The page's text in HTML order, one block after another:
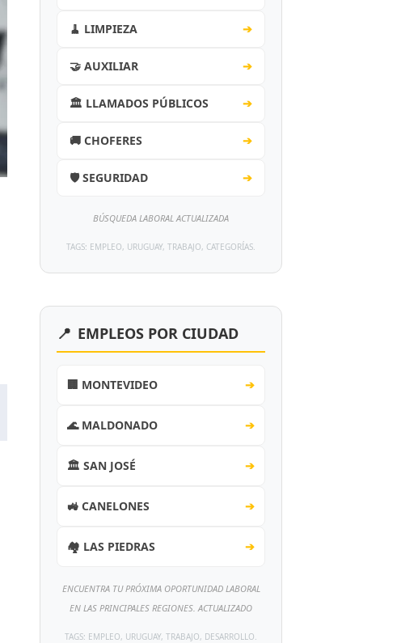
🧹 LIMPIEZA ➔
🤝 AUXILIAR ➔
🏛️ LLAMADOS PÚBLICOS ➔
🚚 CHOFERES ➔
🛡️ SEGURIDAD ➔
BÚSQUEDA LABORAL ACTUALIZADA
TAGS: EMPLEO, URUGUAY, TRABAJO, CATEGORÍAS.
📍 EMPLEOS POR CIUDAD
🏢 MONTEVIDEO ➔
🌊 MALDONADO ➔
🏛️ SAN JOSÉ ➔
🚜 CANELONES ➔
🏘️ LAS PIEDRAS ➔
ENCUENTRA TU PRÓXIMA OPORTUNIDAD LABORAL
EN LAS PRINCIPALES REGIONES. ACTUALIZADO
TAGS: EMPLEO, URUGUAY, TRABAJO, DESARROLLO.